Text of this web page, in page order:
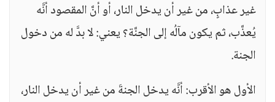
غير عذابٍ، من غير أن يدخل النار، أو أنَّ المقصود أنَّه
يُعذَّب، ثم يكون مآلُه إلى الجنَّة؟ يعني: لا بدَّ له من دخول
الجنة.
الأول هو الأقرب: أنَّه يدخل الجنةَ من غير أن يدخل النار،